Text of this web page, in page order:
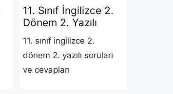
11. Sınıf İngilizce 2.
Dönem 2. Yazılı
11. sınıf ingilizce 2.
dönem 2. yazılı soruları
ve cevapları